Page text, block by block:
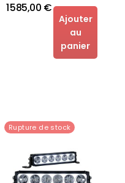
1 585,00 €
Ajouter
au
panier
Rupture de stock